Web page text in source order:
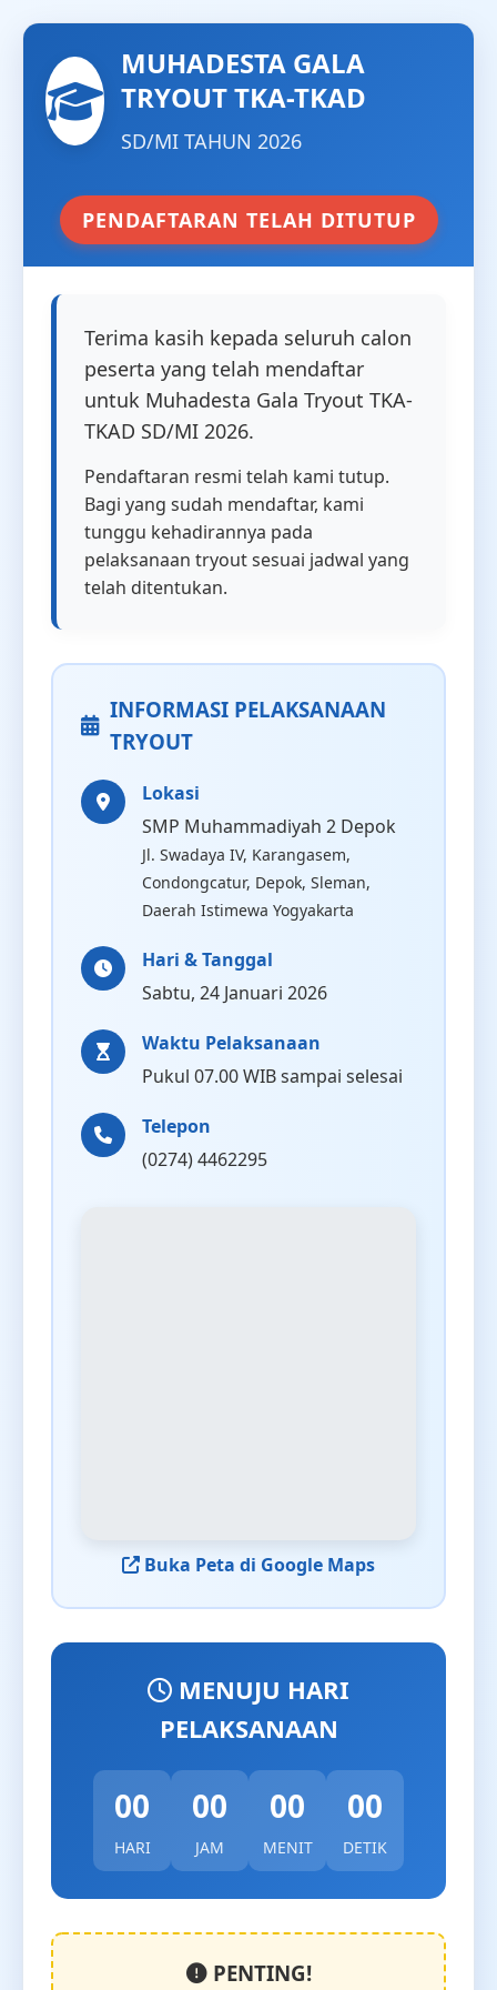
MUHADESTA GALA
TRYOUT TKA-TKAD
SD/MI TAHUN 2026
PENDAFTARAN TELAH DITUTUP
Terima kasih kepada seluruh calon
peserta yang telah mendaftar
untuk Muhadesta Gala Tryout TKA-
TKAD SD/MI 2026.
Pendaftaran resmi telah kami tutup.
Bagi yang sudah mendaftar, kami
tunggu kehadirannya pada
pelaksanaan tryout sesuai jadwal yang
telah ditentukan.
INFORMASI PELAKSANAAN
TRYOUT
Lokasi
SMP Muhammadiyah 2 Depok
Jl. Swadaya IV, Karangasem,
Condongcatur, Depok, Sleman,
Daerah Istimewa Yogyakarta
Hari & Tanggal
Sabtu, 24 Januari 2026
Waktu Pelaksanaan
Pukul 07.00 WIB sampai selesai
Telepon
(0274) 4462295
Buka Peta di Google Maps
MENUJU HARI
PELAKSANAAN
00
HARI
00
JAM
00
MENIT
00
DETIK
PENTING!